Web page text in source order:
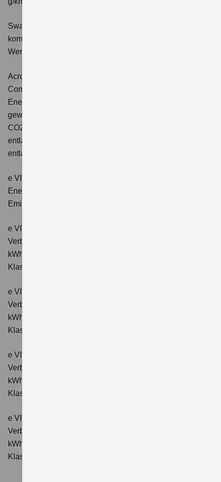
Swace 1.8 HYBRID CVT Comfort+
kombinierter Energieverbrauch 4,5 l/100km; kombinierter
Wert der CO2-Emission: 102 g/km; CO2-Klasse: C.
Across 2.5 PLUG-IN HYBRID CVT
Comfort+
Energieverbrauch: 17,1kWh/100km plus 1,0 l/100 km;
gewichtet kombinierter Wert der CO2-Emission: 22 g/km;
CO2-Klasse: B; kombinierter Kraftstoffverbrauch bei
entladener Batterie: 6,6 l/100km; CO2-Klasse (bei
entladener Batterie): E.
e VITARA eAxle Club (49 kWh-Batterie)
Energieverbrauch kombiniert: 14,9 kWh/100km; CO₂-
Emissionen kombiniert: 0 g/km; CO₂-Klasse: A.
e VITARA eAxle Comfort (61 kWh-Batterie)
Verbrauchswerte: Energieverbrauch kombiniert: 15,1
kWh/100km; CO₂-Emissionen kombiniert: 0 g/km; CO₂-
Klasse: A.
e VITARA eAxle ALLGRIP-e Comfort (61 kWh-Batterie)
Verbrauchswerte: Energieverbrauch kombiniert: 16,6
kWh/100km; CO₂-Emissionen kombiniert: 0 g/km; CO₂-
Klasse: A.
e VITARA eAxle Comfort+ (61 kWh-Batterie)
Verbrauchswerte: Energieverbrauch kombiniert: 15,1
kWh/100km; CO₂-Emissionen kombiniert: 0 g/km; CO₂-
Klasse: A.
e VITARA eAxle ALLGRIP-e Comfort+ (61 kWh-Batterie)
Verbrauchswerte: Energieverbrauch kombiniert: 16,6
kWh/100 km; CO₂-Emissionen kombiniert: 0 g/km; CO₂-
Klasse: A.